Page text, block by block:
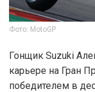
Фото: MotoGP
Гонщик Suzuki
карьере на Гран
победителем в